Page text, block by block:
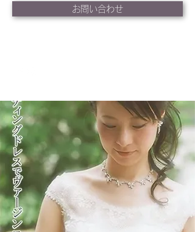
お問い合わせ